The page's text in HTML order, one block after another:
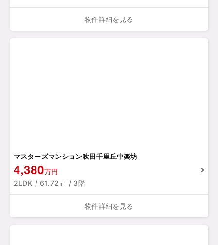
物件詳細を見る
マスターズマンション吹田千里丘中楽坊
4,380万円
2LDK / 61.72㎡ / 3階
物件詳細を見る